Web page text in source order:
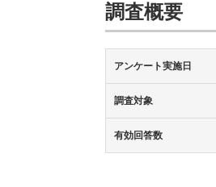
調査概要
アンケート実施日
調査対象
有効回答数